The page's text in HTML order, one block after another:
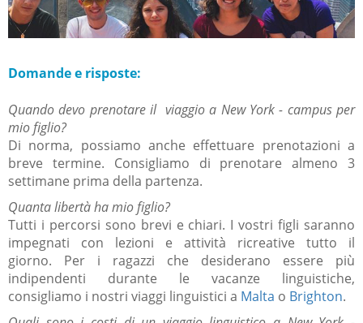
Domande e risposte:
Quando devo prenotare il viaggio a New York - campus per
mio figlio?
Di norma, possiamo anche effettuare prenotazioni a
breve termine.
Consigliamo di prenotare almeno 3
settimane prima della partenza.
Quanta libertà ha mio figlio?
Tutti i percorsi sono brevi e chiari. I vostri figli saranno
impegnati con lezioni e attività ricreative tutto il
giorno. Per i ragazzi che desiderano essere più
indipendenti durante le vacanze linguistiche,
consigliamo i nostri viaggi linguistici a Malta o Brighton.